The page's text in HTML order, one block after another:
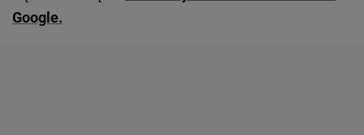
Google.